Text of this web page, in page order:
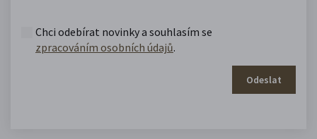
Chci odebírat novinky a souhlasím se
zpracováním osobních údajů.
Odeslat